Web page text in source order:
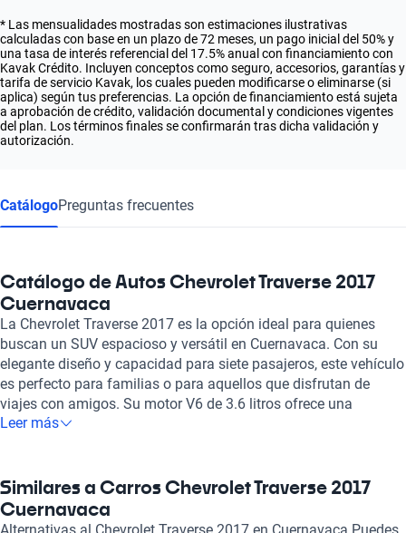
* Las mensualidades mostradas son estimaciones ilustrativas
calculadas con base en un plazo de 72 meses, un pago inicial del 50% y
una tasa de interés referencial del 17.5% anual con financiamiento con
Kavak Crédito. Incluyen conceptos como seguro, accesorios, garantías y
tarifa de servicio Kavak, los cuales pueden modificarse o eliminarse (si
aplica) según tus preferencias. La opción de financiamiento está sujeta
a aprobación de crédito, validación documental y condiciones vigentes
del plan. Los términos finales se confirmarán tras dicha validación y
autorización.
CatálogoPreguntas frecuentes
Catálogo de Autos Chevrolet Traverse 2017
Cuernavaca
La Chevrolet Traverse 2017 es la opción ideal para quienes
buscan un SUV espacioso y versátil en Cuernavaca. Con su
elegante diseño y capacidad para siete pasajeros, este vehículo
es perfecto para familias o para aquellos que disfrutan de
viajes con amigos. Su motor V6 de 3.6 litros ofrece una
potencia impresionante de 281 caballos de fuerza,
L/100 km se traduce en una mayor eficiencia, permitiéndote
explorar más y gastar menos. La seguridad es una prioridad en
la Chevrolet Traverse 2017, que cuenta con siete airbags y una
Leer más
Similares a Carros Chevrolet Traverse 2017
Cuernavaca